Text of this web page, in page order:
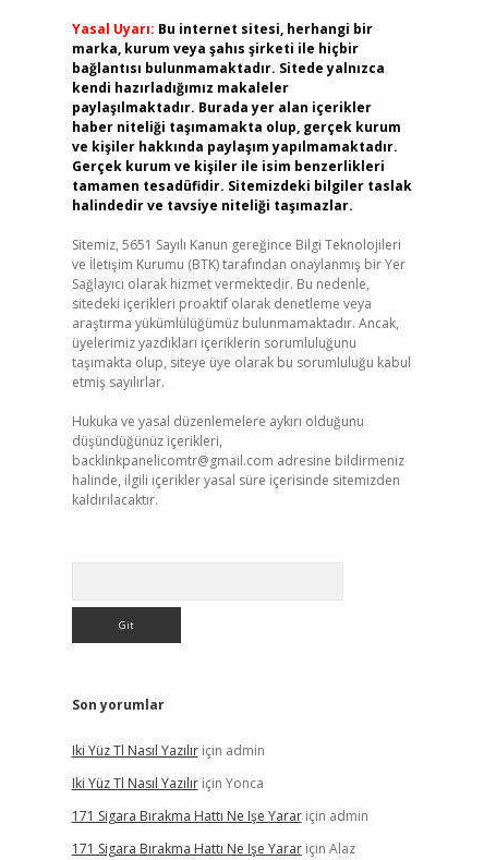
Yasal Uyarı: Bu internet sitesi, herhangi bir
marka, kurum veya şahıs şirketi ile hiçbir
bağlantısı bulunmamaktadır. Sitede yalnızca
kendi hazırladığımız makaleler
paylaşılmaktadır. Burada yer alan içerikler
haber niteliği taşımamakta olup, gerçek kurum
ve kişiler hakkında paylaşım yapılmamaktadır.
Gerçek kurum ve kişiler ile isim benzerlikleri
tamamen tesadüfidir. Sitemizdeki bilgiler taslak
halindedir ve tavsiye niteliği taşımazlar.
Sitemiz, 5651 Sayılı Kanun gereğince Bilgi Teknolojileri
ve İletişim Kurumu (BTK) tarafından onaylanmış bir Yer
Sağlayıcı olarak hizmet vermektedir. Bu nedenle,
sitedeki içerikleri proaktif olarak denetleme veya
araştırma yükümlülüğümüz bulunmamaktadır. Ancak,
üyelerimiz yazdıkları içeriklerin sorumluluğunu
taşımakta olup, siteye üye olarak bu sorumluluğu kabul
etmiş sayılırlar.
Hukuka ve yasal düzenlemelere aykırı olduğunu
düşündüğünüz içerikleri,
backlinkpanelicomtr@gmail.com adresine bildirmeniz
halinde, ilgili içerikler yasal süre içerisinde sitemizden
kaldırılacaktır.
Son yorumlar
Iki Yüz Tl Nasıl Yazılıriçin admin
Iki Yüz Tl Nasıl Yazılıriçin Yonca
171 Sigara Bırakma Hattı Ne Işe Yarariçin admin
171 Sigara Bırakma Hattı Ne Işe Yarariçin Alaz